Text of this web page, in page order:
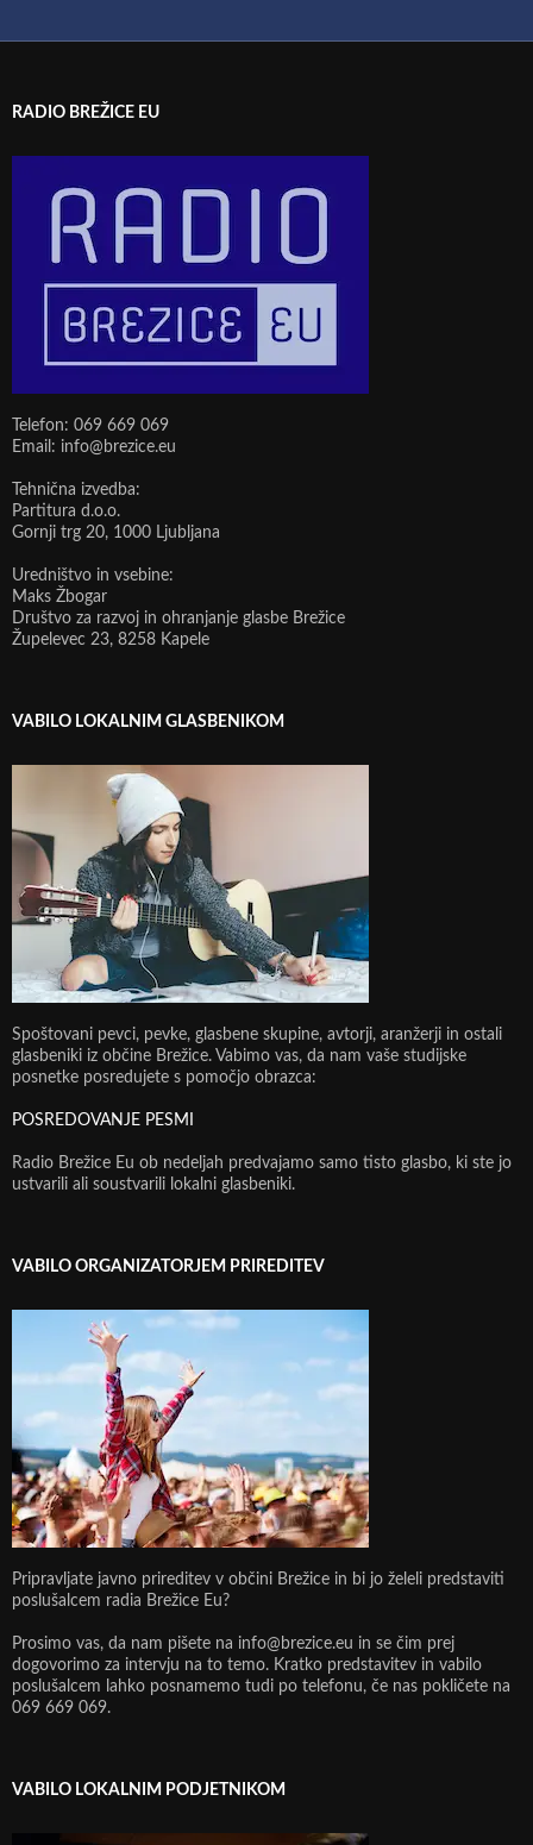
RADIO BREŽICE EU
Telefon: 069 669 069
Email: info@brezice.eu
Tehnična izvedba:
Partitura d.o.o.
Gornji trg 20, 1000 Ljubljana
Uredništvo in vsebine:
Maks Žbogar
Društvo za razvoj in ohranjanje glasbe Brežice
Župelevec 23, 8258 Kapele
VABILO LOKALNIM GLASBENIKOM
Spoštovani pevci, pevke, glasbene skupine, avtorji, aranžerji in ostali
glasbeniki iz občine Brežice. Vabimo vas, da nam vaše studijske
posnetke posredujete s pomočjo obrazca:
POSREDOVANJE PESMI
Radio Brežice Eu ob nedeljah predvajamo samo tisto glasbo, ki ste jo
ustvarili ali soustvarili lokalni glasbeniki.
VABILO ORGANIZATORJEM PRIREDITEV
Pripravljate javno prireditev v občini Brežice in bi jo želeli predstaviti
poslušalcem radia Brežice Eu?
Prosimo vas, da nam pišete na info@brezice.eu in se čim prej
dogovorimo za intervju na to temo. Kratko predstavitev in vabilo
poslušalcem lahko posnamemo tudi po telefonu, če nas pokličete na
069 669 069.
VABILO LOKALNIM PODJETNIKOM